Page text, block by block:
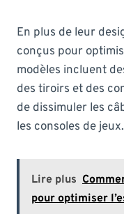
En plus de leur
conçus pour
modèles incluent
des tiroirs et des
de dissimuler les
les consoles de jeux.
Lire plus
pour optimiser